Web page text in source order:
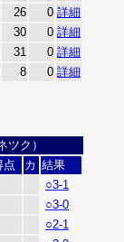
26 0 詳細
30 0 詳細
31 0 詳細
8 0 詳細
ク）
点 カ 結果
○3-1
○3-0
○2-1